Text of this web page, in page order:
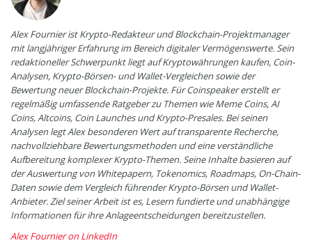
Alex Fournier ist Krypto-Redakteur und Blockchain-Projektmanager
mit langjähriger Erfahrung im Bereich digitaler Vermögenswerte. Sein
redaktioneller Schwerpunkt liegt auf Kryptowährungen kaufen, Coin-
Analysen, Krypto-Börsen- und Wallet-Vergleichen sowie der
Bewertung neuer Blockchain-Projekte. Für Coinspeaker erstellt er
regelmäßig umfassende Ratgeber zu Themen wie Meme Coins, AI
Coins, Altcoins, Coin Launches und Krypto-Presales. Bei seinen
Analysen legt Alex besonderen Wert auf transparente Recherche,
nachvollziehbare Bewertungsmethoden und eine verständliche
Aufbereitung komplexer Krypto-Themen. Seine Inhalte basieren auf
der Auswertung von Whitepapern, Tokenomics, Roadmaps, On-Chain-
Daten sowie dem Vergleich führender Krypto-Börsen und Wallet-
Anbieter. Ziel seiner Arbeit ist es, Lesern fundierte und unabhängige
Informationen für ihre Anlageentscheidungen bereitzustellen.
Alex Fournier on LinkedIn